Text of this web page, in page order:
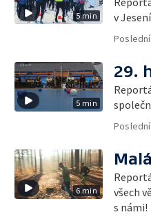
5 min
v
5 min
29.
6 min
všech
s námi!